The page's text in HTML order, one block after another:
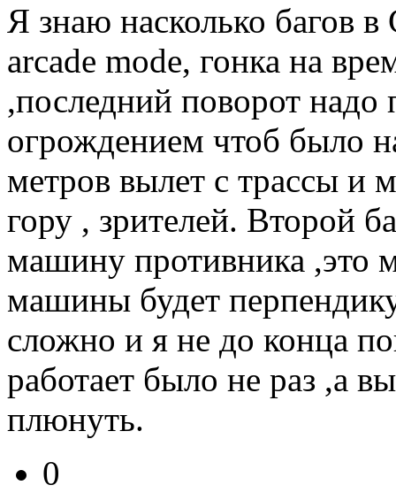
Я знаю насколько багов
arcade mode, гонка на
,последний поворот
огрождением чтоб было
метров вылет с трассы и
гору , зрителей. Второй
машину противника ,это
машины будет
сложно и я не до конца
работает было не раз ,а
плюнуть.
0